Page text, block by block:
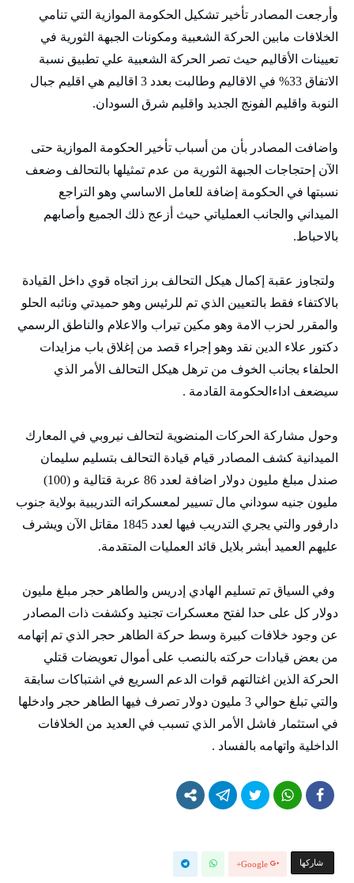
وأرجعت المصادر تأخير تشكيل الحكومة الموازية التي تنامي
الخلافات مابين الحركة الشعبية ومكونات الجبهة الثورية في
تعيينات الأقاليم حيث تصر الحركة الشعبية علي تطبيق نسبة
الاتفاق 33% في الاقاليم وطالبت بعدد 3 اقاليم هي اقليم جبال
النوبة واقليم الفونج الجديد واقليم شرق السودان.
واضافت المصادر بأن من أسباب تأخير الحكومة الموازية حتى
الآن إحتجاجات الجبهة الثورية من عدم تمثيلها بالتحالف وضعف
نسبتها في الحكومة إضافة للعامل الاساسي وهو التراجع
الميداني والجانب العملياتي حيث أزعج ذلك الجميع وأصابهم
بالاحباط.
ولتجاوز عقبة إكمال هيكل التحالف برز اتجاه قوي داخل القيادة
بالاكتفاء فقط بالتعيين الذي تم للرئيس وهو حميدتي ونائبه الحلو
والمقرر لحزب الامة وهو مكين تيراب والاعلام والناطق الرسمي
دكتور علاء الدين نقد وهو إجراء قصد من إغلاق باب مزايدات
الحلفاء بجانب الخوف من ترهل هيكل التحالف الأمر الذي
سيضعف اداءالحكومة القادمة .
وحول مشاركة الحركات المنضوية لتحالف نيروبي في المعارك
الميدانية كشف المصادر قيام قيادة التحالف بتسليم سليمان
صندل مبلغ مليون دولار اضافة لعدد 86 عربة قتالية و (100)
مليون جنيه سوداني مال تسيير لمعسكراته التدريبية بولاية جنوب
دارفور والتي يجري التدريب فيها لعدد 1845 مقاتل الآن ويشرف
عليهم العميد أبشر بلايل قائد العمليات المتقدمة.
وفي السياق تم تسليم الهادي إدريس والطاهر حجر مبلغ مليون
دولار كل على حدا لفتح معسكرات تجنيد وكشفت ذات المصادر
عن وجود خلافات كبيرة وسط حركة الطاهر حجر الذي تم إتهامه
من بعض قيادات حركته بالنصب على أموال تعويضات قتلي
الحركة الذين اغتالتهم قوات الدعم السريع في اشتباكات سابقة
والتي تبلغ حوالي 3 مليون دولار تصرف فيها الطاهر حجر وادخلها
في استثمار فاشل الأمر الذي تسبب في العديد من الخلافات
الداخلية واتهامه بالفساد .
‫‫ شاركها‬ Google+